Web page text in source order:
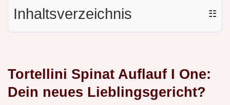
Inhaltsverzeichnis ☷
Tortellini Spinat Auflauf I One:
Dein neues Lieblingsgericht?